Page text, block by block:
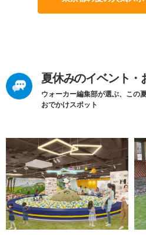
夏休みのイベント
ウォーカー編集部が選ぶ、この
おでかけスポット